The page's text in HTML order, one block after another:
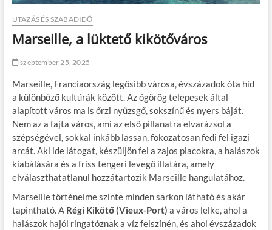
UTAZÁS ÉS SZABADIDŐ
Marseille, a lüktető kikötőváros
szeptember 25, 2025
Marseille, Franciaország legősibb városa, évszázadok óta híd
a különböző kultúrák között. Az ógörög telepesek által
alapított város ma is őrzi nyüzsgő, sokszínű és nyers báját.
Nem az a fajta város, ami az első pillanatra elvarázsol a
szépségével, sokkal inkább lassan, fokozatosan fedi fel igazi
arcát. Aki ide látogat, készüljön fel a zajos piacokra, a halászok
kiabálására és a friss tengeri levegő illatára, amely
elválaszthatatlanul hozzátartozik Marseille hangulatához.
Marseille történelme szinte minden sarkon látható és akár
tapintható. A Régi Kikötő (Vieux-Port) a város lelke, ahol a
halászok hajói ringatóznak a víz felszínén, és ahol évszázadok